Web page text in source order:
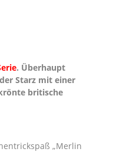
. Überhaupt
Starz mit einer
britische
„Merlin